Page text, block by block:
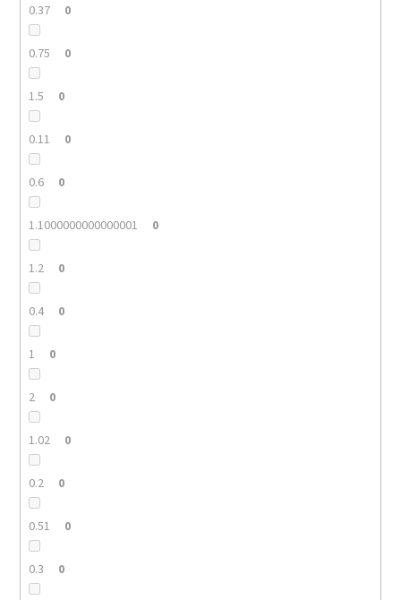
0.37 0
0.75 0
1.5 0
0.11 0
0.6 0
1.1000000000000001 0
1.2 0
0.4 0
1 0
2 0
1.02 0
0.2 0
0.51 0
0.3 0